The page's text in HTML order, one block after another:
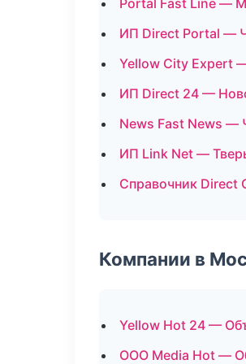
Portal Fast Line —
ИП Direct Portal —
Yellow City Expert
ИП Direct 24 —
News Fast News —
ИП Link Net —
Справочник
Компании в
Yellow Hot 24 —
ООО Media Hot —